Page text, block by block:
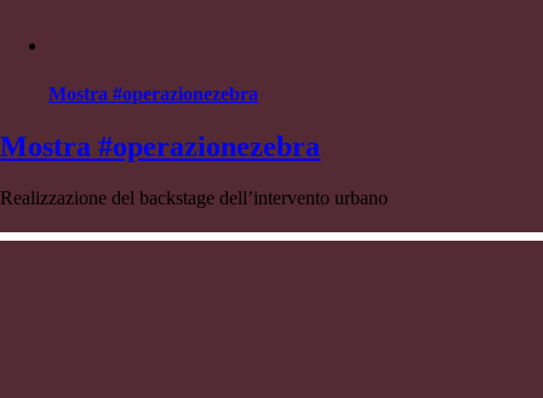
Mostra #operazionezebra
Mostra #operazionezebra
Realizzazione del backstage dell’intervento urbano